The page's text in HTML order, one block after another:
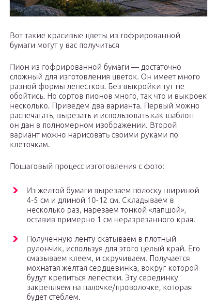
Вот такие красивые цветы из гофрированной
бумаги могут у вас получиться
Пион из гофрированной бумаги — достаточно
сложный для изготовления цветок. Он имеет много
разной формы лепестков. Без выкройки тут не
обойтись. Но сортов пионов много, так что и выкроек
несколько. Приведем два варианта. Первый можно
распечатать, вырезать и использовать как шаблон —
он дан в полномерном изображении. Второй
вариант можно нарисовать своими руками по
клеточкам.
Пошаговый процесс изготовления с фото:
Из желтой бумаги вырезаем полоску шириной
4-5 см и длиной 10-12 см. Складываем в
несколько раз, нарезаем тонкой «лапшой»,
оставив примерно 1 см неразрезанного края.
Полученную ленту скатываем в плотный
рулончик, используя для этого целый край. Его
смазываем клеем, и скручиваем. Получается
мохнатая желтая сердцевинка, вокруг которой
будут крепиться лепестки. Эту серединку
закрепляем на палочке/проволочке, которая
будет стеблем.